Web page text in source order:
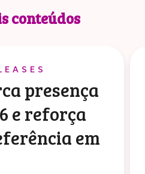
conteúdos
presença
e reforça
em